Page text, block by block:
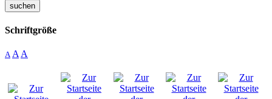
suchen
Schriftgröße
A A A